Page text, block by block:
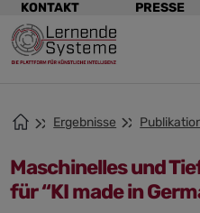
Zur
Navigation
springen
Zum
Hauptinhalt
springen
Zum
Footer
springen
KONTAKT PRESSE
Ergebnisse
Maschinelles und
für “KI made in